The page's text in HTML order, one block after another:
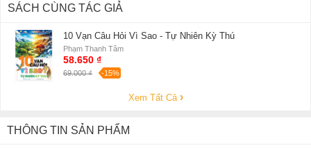
SÁCH CÙNG TÁC GIẢ
10 Vạn Câu Hỏi Vì Sao - Tự Nhiên Kỳ Thú
Phạm Thanh Tâm
58.650 ₫
69.000 ₫ -15%
Xem Tất Cả
THÔNG TIN SẢN PHẨM